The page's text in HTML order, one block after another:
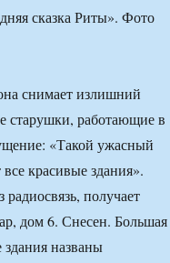
сказка Риты». Фото
снимает излишний
старушки, работающие в
«Такой ужасный
красивые здания».
получает
дом 6. Снесен. Большая
названы